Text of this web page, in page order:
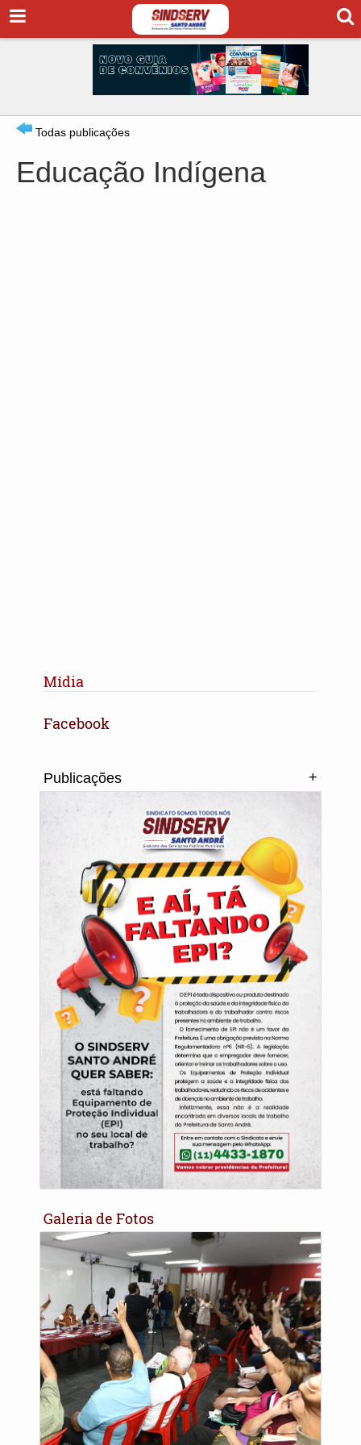
Todas publicações
Educação Indígena
Mídia
Facebook
Publicações +
Galeria de Fotos